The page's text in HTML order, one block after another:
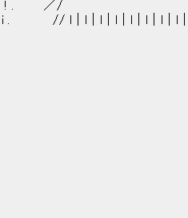
,,,_＿＿ !
l｜l｜l｜l｜l｜l｜l